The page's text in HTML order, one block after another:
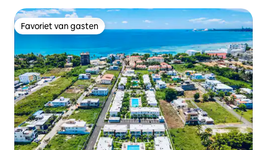
Favoriet van gasten
Favoriet van gasten